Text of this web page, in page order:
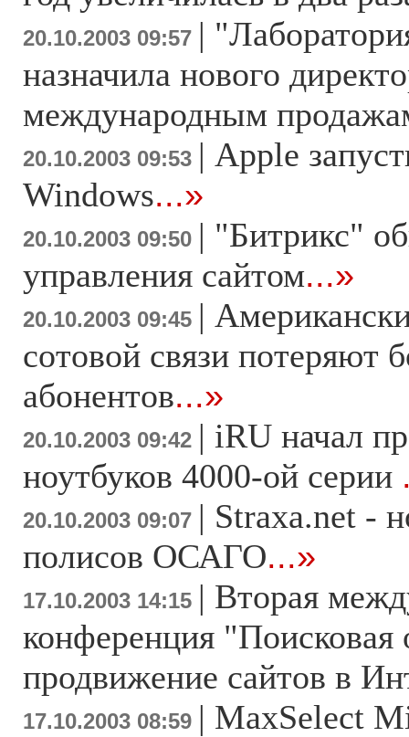
20.10.2003 09:57 |
назначила нового
международным
20.10.2003 09:53 | Apple
Windows...»
20.10.2003 09:50 | "Битрикс"
управления сайтом...»
20.10.2003 09:45 |
сотовой связи потеряют
абонентов...»
20.10.2003 09:42 | iRU начал
ноутбуков 4000-ой серии
20.10.2003 09:07 | Straxa.net -
полисов ОСАГО...»
17.10.2003 14:15 | Вторая
конференция "Поисковая
продвижение сайтов в
17.10.2003 08:59 | MaxSelect